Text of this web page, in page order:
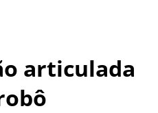
articulada